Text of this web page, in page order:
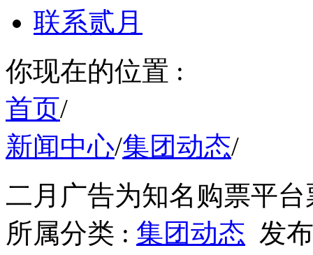
联系贰月
你现在的位置 :
首页/
新闻中心/集团动态/
二月广告为知名购票平
所属分类 : 集团动态 发